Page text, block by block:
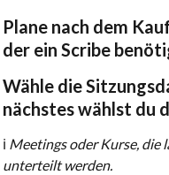
Plane nach dem
der ein Scribe
Wähle die
nächstes wählst du
ℹ️ Meetings oder Kurse, die
unterteilt werden.